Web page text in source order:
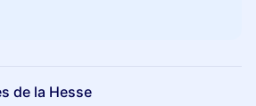
de la Hesse